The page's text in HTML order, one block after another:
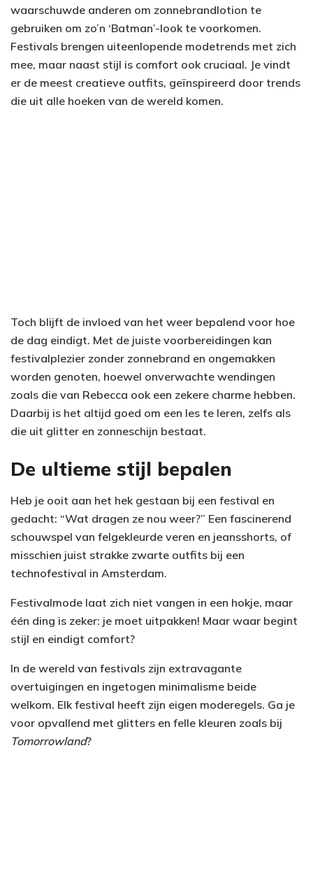
waarschuwde anderen om zonnebrandlotion te
gebruiken om zo’n ‘Batman’-look te voorkomen.
Festivals brengen uiteenlopende modetrends met zich
mee, maar naast stijl is comfort ook cruciaal. Je vindt
er de meest creatieve outfits, geïnspireerd door trends
die uit alle hoeken van de wereld komen.
Toch blijft de invloed van het weer bepalend voor hoe
de dag eindigt. Met de juiste voorbereidingen kan
festivalplezier zonder zonnebrand en ongemakken
worden genoten, hoewel onverwachte wendingen
zoals die van Rebecca ook een zekere charme hebben.
Daarbij is het altijd goed om een les te leren, zelfs als
die uit glitter en zonneschijn bestaat.
De ultieme stijl bepalen
Heb je ooit aan het hek gestaan bij een festival en
gedacht: “Wat dragen ze nou weer?” Een fascinerend
schouwspel van felgekleurde veren en jeansshorts, of
misschien juist strakke zwarte outfits bij een
technofestival in Amsterdam.
Festivalmode laat zich niet vangen in een hokje, maar
één ding is zeker: je moet uitpakken! Maar waar begint
stijl en eindigt comfort?
In de wereld van festivals zijn extravagante
overtuigingen en ingetogen minimalisme beide
welkom. Elk festival heeft zijn eigen moderegels. Ga je
voor opvallend met glitters en felle kleuren zoals bij
Tomorrowland?